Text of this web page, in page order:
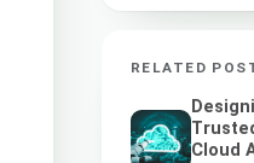
RELATED
Cloud